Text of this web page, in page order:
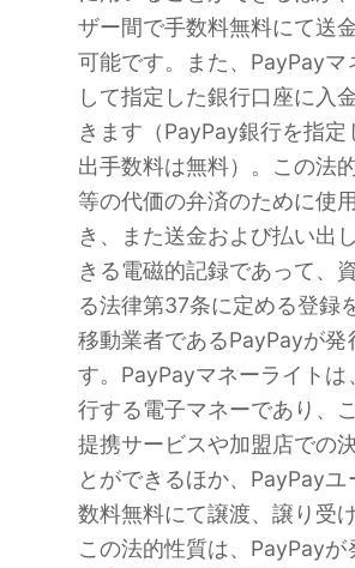
ザー間で手数料無料にて送
可能です。また、PayPayマ
して指定した銀行口座に入
きます（PayPay銀行を指定
出手数料は無料）。この法
等の代価の弁済のために使
き、また送金および払い出
きる電磁的記録であって、
る法律第37条に定める登録
移動業者であるPayPayが発
す。PayPayマネーライトは
行する電子マネーであり、
提携サービスや加盟店での
とができるほか、PayPay
数料無料にて譲渡、譲り受
この法的性質は、PayPayが